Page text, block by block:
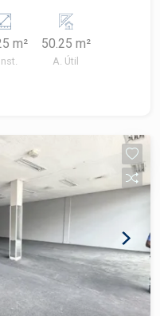
Face sol da
m² 50.25 m²
A. Útil